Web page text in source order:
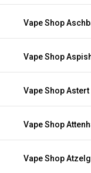
Vape Shop
Vape Shop
Vape Shop Astert
Vape Shop
Vape Shop